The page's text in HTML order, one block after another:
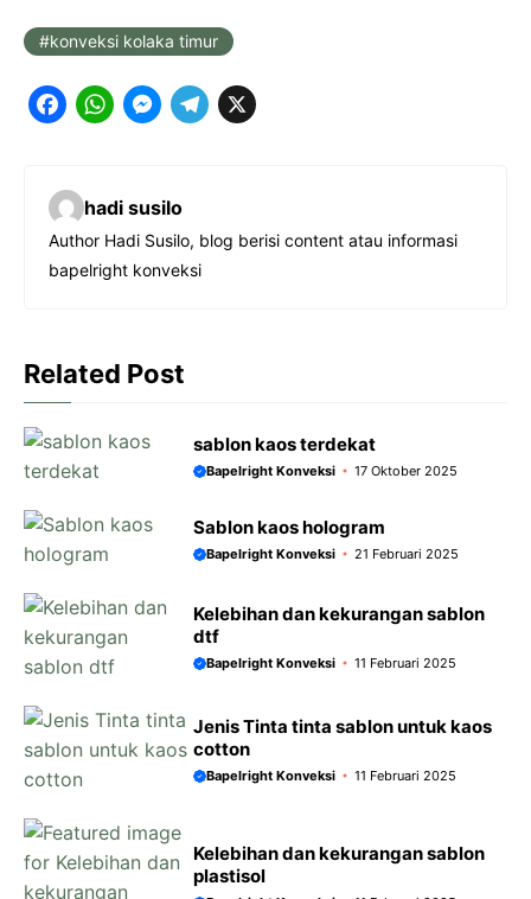
konveksi kolaka timur
F
c
e
b
k
W
t
s
p
M
s
e
e
T
e
g
m
X
hadi susilo
Author Hadi Susilo, blog berisi content atau informasi
bapelright konveksi
Related Post
sablon kaos terdekat
Bapelright Konveksi 17 Oktober 2025
Sablon kaos hologram
Bapelright Konveksi 21 Februari 2025
Kelebihan dan kekurangan sablon
dtf
Bapelright Konveksi 11 Februari 2025
Jenis Tinta tinta sablon untuk kaos
cotton
Bapelright Konveksi 11 Februari 2025
Kelebihan dan kekurangan sablon
plastisol